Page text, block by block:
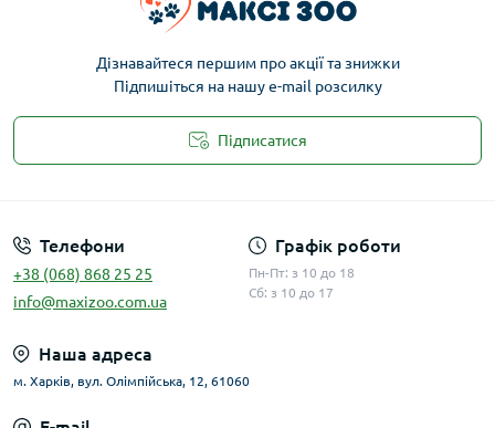
Дізнавайтеся першим про акції та знижки
Підпишіться на нашу e-mail розсилку
Підписатися
Телефони
+38 (068) 868 25 25
info@maxizoo.com.ua
Графік роботи
Пн-Пт: з 10 до 18
Сб: з 10 до 17
Наша адреса
м. Харків, вул. Олімпійська, 12, 61060